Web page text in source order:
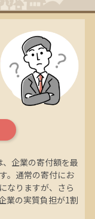
企業の寄付額を最
。通常の寄付にお
なりますが、さら
業の実質負担が1割